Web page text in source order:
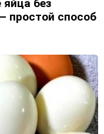
без
простой способ